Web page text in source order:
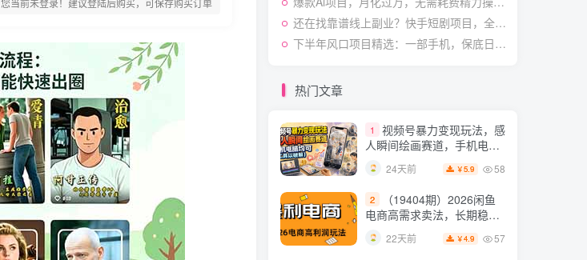
您当前未登录！建议登陆后购买，可保存购买订单
局短视频教学：20W博主亲
授×标准化流程×字幕封面设
计×AI提示词×橱窗带货6W
14天前 ￥3.9
还在找靠谱线上副业？快手短剧项目，全程自动发布内容，不用熬夜做视频，轻松日入500+【揭秘】
下半年风口项目精选：一部手机，保底日入500+，做就有收益，长期稳定！【揭秘】
热门文章
1
视频号暴力变现玩法，感
人瞬间绘画赛道，手机电脑
均可
24天前 ￥5.9 58
2
（19404期）2026闲鱼
电商高需求卖法，长期稳定
可做，一单利润300
22天前 ￥4.9 57